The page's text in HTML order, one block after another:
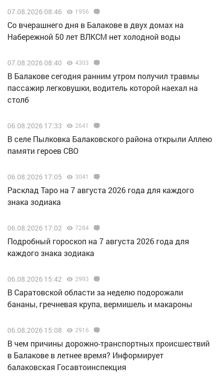
07.08.2026 08:46 1956
Со вчерашнего дня в Балакове в двух домах на
Набережной 50 лет ВЛКСМ нет холодной воды
07.08.2026 08:40 4303
В Балакове сегодня ранним утром получил травмы
пассажир легковушки, водитель которой наехал на
столб
06.08.2026 17:33 2641
В селе Пылковка Балаковского района открыли Аллею
памяти героев СВО
06.08.2026 17:05 3041
Расклад Таро на 7 августа 2026 года для каждого
знака зодиака
06.08.2026 17:02 7284
Подробный гороскоп на 7 августа 2026 года для
каждого знака зодиака
06.08.2026 15:42 2993
В Саратовской области за неделю подорожали
бананы, гречневая крупа, вермишель и макароны
06.08.2026 15:08 2916
В чем причины дорожно-транспортных происшествий
в Балакове в летнее время? Информирует
балаковская Госавтоинспекция